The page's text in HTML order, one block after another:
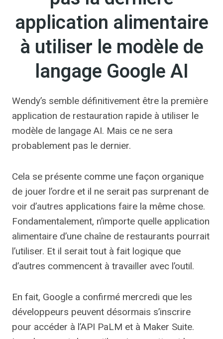
application alimentaire
à utiliser le modèle de
langage Google AI
Wendy’s semble définitivement être la première
application de restauration rapide à utiliser le
modèle de langage AI. Mais ce ne sera
probablement pas le dernier.
Cela se présente comme une façon organique
de jouer l’ordre et il ne serait pas surprenant de
voir d’autres applications faire la même chose.
Fondamentalement, n’importe quelle application
alimentaire d’une chaîne de restaurants pourrait
l’utiliser. Et il serait tout à fait logique que
d’autres commencent à travailler avec l’outil.
En fait, Google a confirmé mercredi que les
développeurs peuvent désormais s’inscrire
pour accéder à l’API PaLM et à Maker Suite.